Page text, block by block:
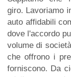
giro. Lavoriamo
auto affidabili
dove l'accordo
volume di
che offrono i
forniscono. Da